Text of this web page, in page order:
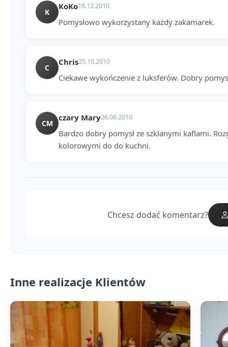
K
KoKo18.12.2010
Pomysłowo wykorzystany każdy zakamarek.
C
Chris25.10.2010
Ciekawe wykończenie z luksferów. Dobry
CM
czary Mary26.06.2010
Bardzo dobry pomysł ze szklanymi kaflami.
kolorowymi do do kuchni.
Chcesz dodać komentarz?
Inne realizacje Klientów